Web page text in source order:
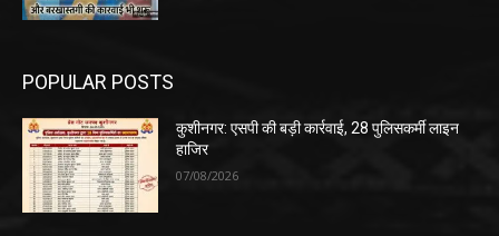
POPULAR POSTS
कुशीनगर: एसपी की बड़ी कार्रवाई, 28 पुलिसकर्मी लाइन
हाजिर
07/08/2026